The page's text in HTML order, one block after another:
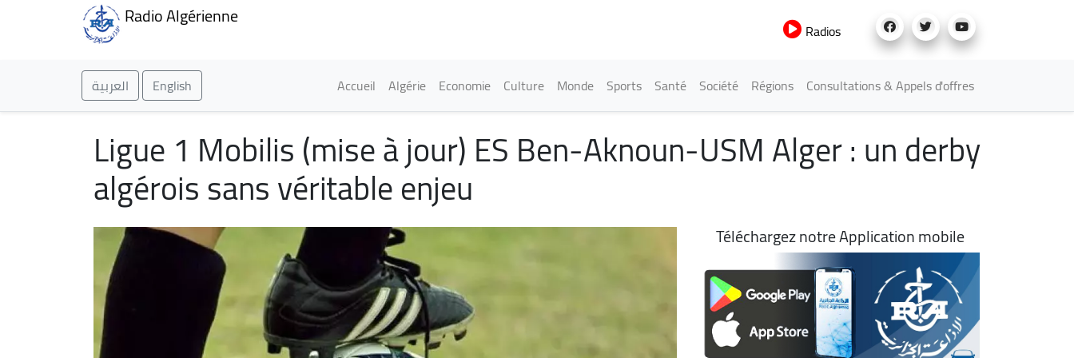
Radio Algérienne
Radios
العربية English Main navigation
Accueil Algérie Economie Culture Monde Sports Santé Société Régions Consultations & Appels d'offres
Ligue 1 Mobilis (mise à jour) ES Ben-Aknoun-USM Alger : un derby
algérois sans véritable enjeu
Téléchargez notre Application mobile